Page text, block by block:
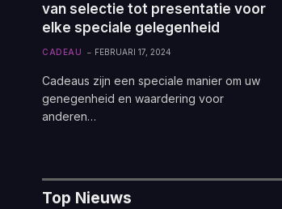
van selectie tot presentatie voor
elke speciale gelegenheid
CADEAU FEBRUARI 17, 2024
Cadeaus zijn een speciale manier om uw
genegenheid en waardering voor
anderen…
Top Nieuws